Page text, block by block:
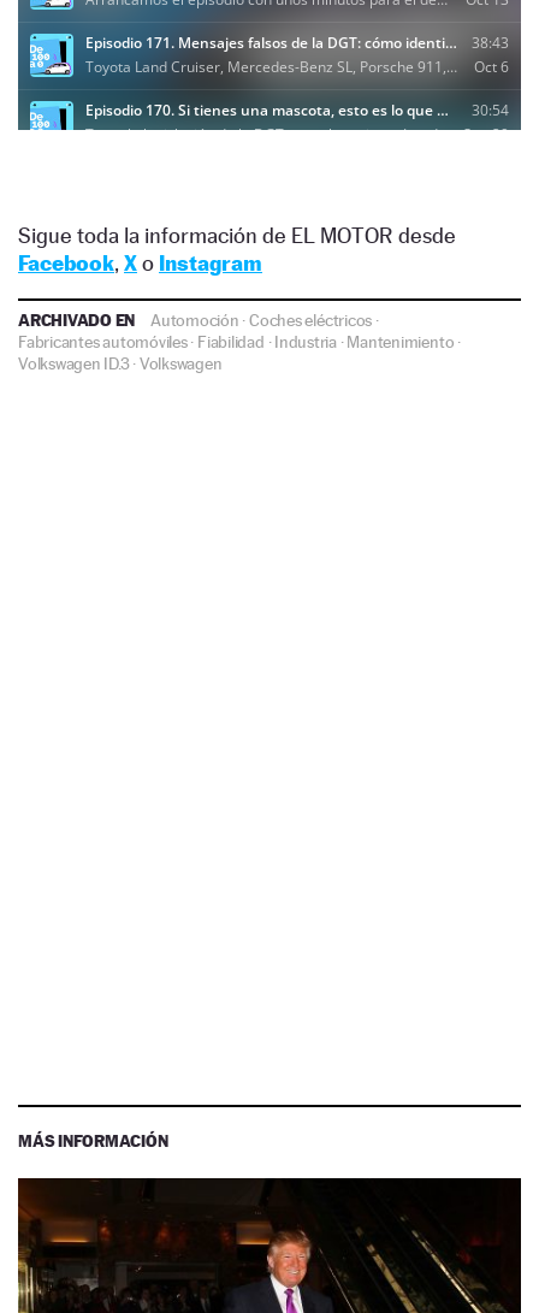
Sigue toda la información de EL MOTOR desde
Facebook, Xo Instagram
ARCHIVADO EN Automoción ·Coches eléctricos ·
Fabricantes automóviles· Fiabilidad ·Industria·Mantenimiento ·
Volkswagen ID.3·Volkswagen
MÁS INFORMACIÓN